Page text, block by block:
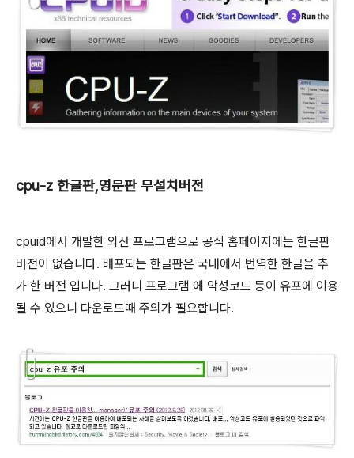
cpu-z 한글판,영문판 무설치버전
cpuid에서 개발한 외산 프로그램으로 공식 홈페이지에는 한글판
버전이 없습니다. 배포되는 한글판은 국내에서 번역한 한글을 추
가 한 버전 입니다. 그러니 프로그램 에 악성코드 등이 유포에 이용
될 수 있으니 다운로드때 주의가 필요합니다.